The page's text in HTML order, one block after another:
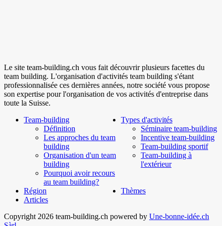
Le site team-building.ch vous fait découvrir plusieurs facettes du
team building. L'organisation d'activités team building s'étant
professionnalisée ces dernières années, notre société vous propose
son expertise pour l'organisation de vos activités d'entreprise dans
toute la Suisse.
Team-building
Définition
Les approches du team
building
Organisation d'un team
building
Pourquoi avoir recours
au team building?
Types d'activités
Séminaire team-building
Incentive team-building
Team-building sportif
Team-building à
l'extérieur
Région
Thèmes
Articles
Copyright 2026 team-building.ch powered by Une-bonne-idée.ch